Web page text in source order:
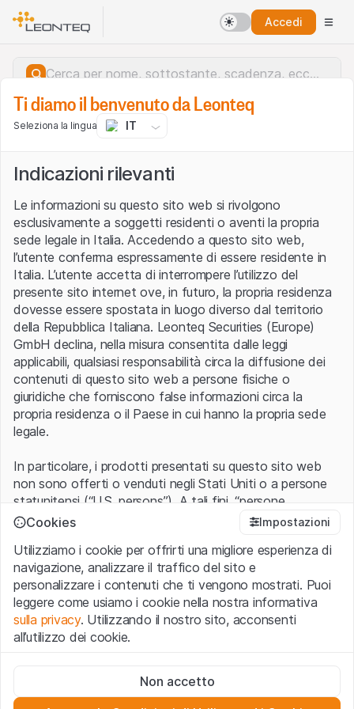
Accedi
Errore del server.
Ti diamo il benvenuto da Leonteq
Seleziona la lingua IT
Indicazioni rilevanti
Le informazioni su questo sito web si rivolgono
esclusivamente a soggetti residenti o aventi la propria
sede legale in Italia. Accedendo a questo sito web,
l’utente conferma espressamente di essere residente in
Italia. L’utente accetta di interrompere l’utilizzo del
presente sito internet ove, in futuro, la propria residenza
dovesse essere spostata in luogo diverso dal territorio
della Repubblica Italiana. Leonteq Securities (Europe)
GmbH declina, nella misura consentita dalle leggi
applicabili, qualsiasi responsabilità circa la diffusione dei
contenuti di questo sito web a persone fisiche o
giuridiche che forniscono false informazioni circa la
propria residenza o il Paese in cui hanno la propria sede
legale.
In particolare, i prodotti presentati su questo sito web
non sono offerti o venduti negli Stati Uniti o a persone
statunitensi (“U.S. persons”). A tali fini, “persone
statunitensi” vanno intese nel significato ad esse ascritto
1933 che include le persone residenti negli Stati Uniti
d’America, le società per azioni e le altre forme societarie
americane.
Condizioni di utilizzo e informazioni legali
Con l’accesso al sito web (di seguito, il “Sito”) si dichiara
avvertenze importanti e le condizioni di utilizzo ivi rese
Cookies Impostazioni
Utilizziamo i cookie per offrirti una migliore esperienza di
navigazione, analizzare il traffico del sito e
personalizzare i contenuti che ti vengono mostrati. Puoi
leggere come usiamo i cookie nella nostra informativa
sulla privacy. Utilizzando il nostro sito, acconsenti
all’utilizzo dei cookie.
Questi cookie sono necessari per il funzionamento del sito
web e non possono essere disattivati.
Non accetto